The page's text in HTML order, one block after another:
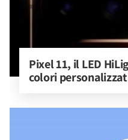
Pixel 11, il LED
colori